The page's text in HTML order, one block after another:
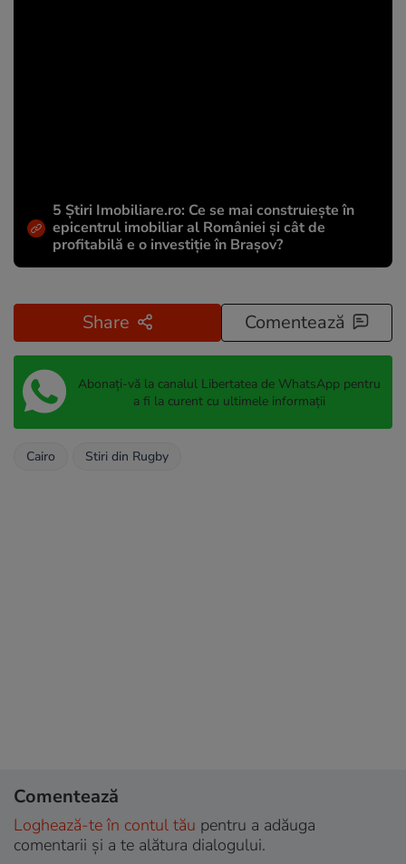
5 Știri Imobiliare.ro: Ce se mai construiește în
epicentrul imobiliar al României și cât de
profitabilă e o investiție în Brașov?
Share Comentează
Abonați-vă la canalul Libertatea de WhatsApp pentru
a fi la curent cu ultimele informații
Cairo Stiri din Rugby
Comentează
Loghează-te în contul tău pentru a adăuga
comentarii și a te alătura dialogului.